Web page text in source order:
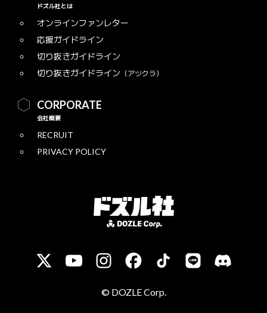
ドズル社とは
オンラインファンレター
応援ガイドライン
切り抜きガイドライン
切り抜きガイドライン （アツクラ）
CORPORATE
会社概要
RECRUIT
PRIVACY POLICY
© DOZLE Corp.